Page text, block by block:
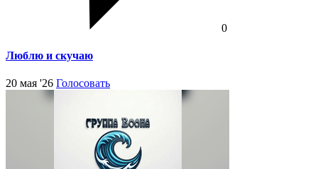
0
Люблю и скучаю
20 мая '26 Голосовать